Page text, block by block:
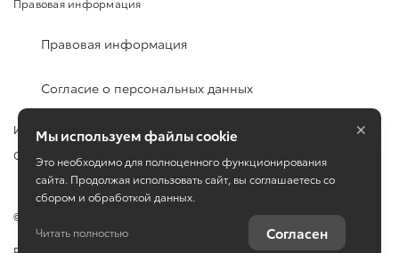
Правовая информация
Правовая информация
Согласие о персональных данных
Изменить настройку cookies
Сбросить cookie
©
Мы используем файлы cookie
Это необходимо для полноценного функционирования
сайта. Продолжая использовать сайт, вы соглашаетесь со
сбором и обработкой данных.
Читать полностью Согласен
×